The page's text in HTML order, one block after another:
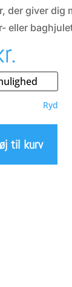
der giver dig
eller
Ryd
til kurv